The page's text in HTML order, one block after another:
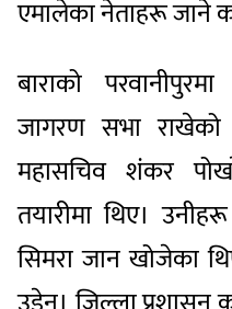
एमालेका नेताहरू जाने
बाराको
जागरण सभा राखेको
महासचिव शंकर
तयारीमा थिए।
सिमरा जान खोजेका